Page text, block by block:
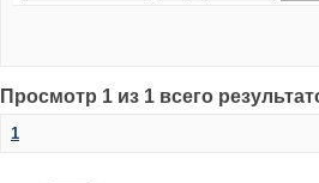
Просмотр 1 из 1 всего
1